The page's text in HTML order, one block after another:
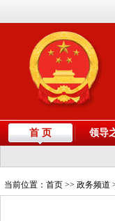
首 页 领导
当前位置： 首页 >> 政务频道